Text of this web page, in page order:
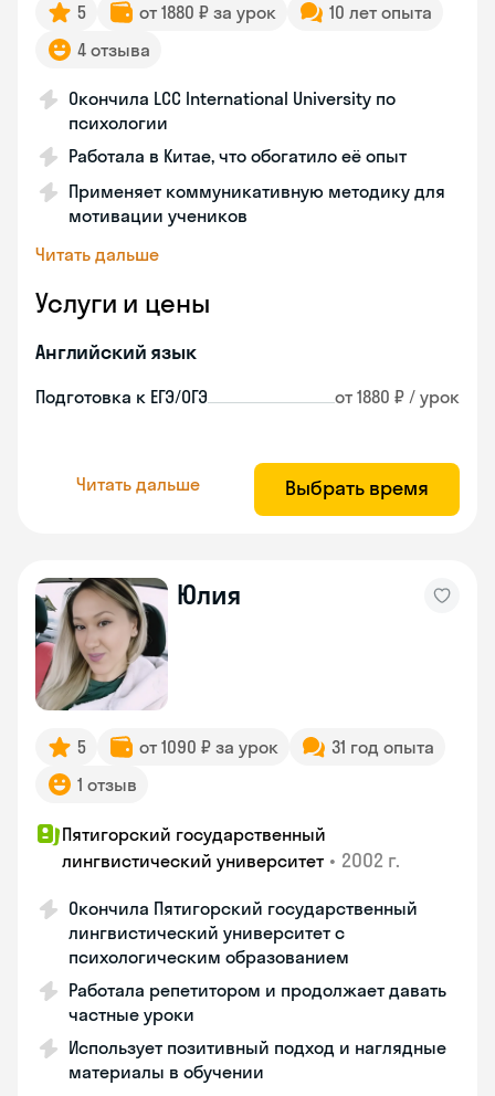
5 от 1880 ₽ за урок
10 лет опыта
4 отзыва
Окончила LCC International University по
психологии
Работала в Китае, что обогатило её опыт
Применяет коммуникативную методику для
мотивации учеников
Читать дальше
Услуги и цены
Английский язык
Подготовка к ЕГЭ/ОГЭ от 1880 ₽ / урок
Читать дальше Выбрать время
Юлия
5 от 1090 ₽ за урок
31 год опыта
1 отзыв
Пятигорский государственный
лингвистический университет • 2002 г.
Окончила Пятигорский государственный
лингвистический университет с
психологическим образованием
Работала репетитором и продолжает давать
частные уроки
Использует позитивный подход и наглядные
материалы в обучении